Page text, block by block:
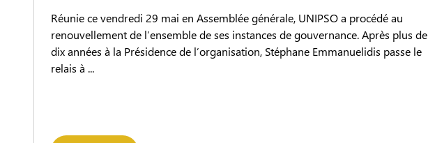
Réunie ce vendredi 29 mai en Assemblée générale, UNIPSO a procédé au
renouvellement de l’ensemble de ses instances de gouvernance. Après plus de
dix années à la Présidence de l’organisation, Stéphane Emmanuelidis passe le
relais à ...